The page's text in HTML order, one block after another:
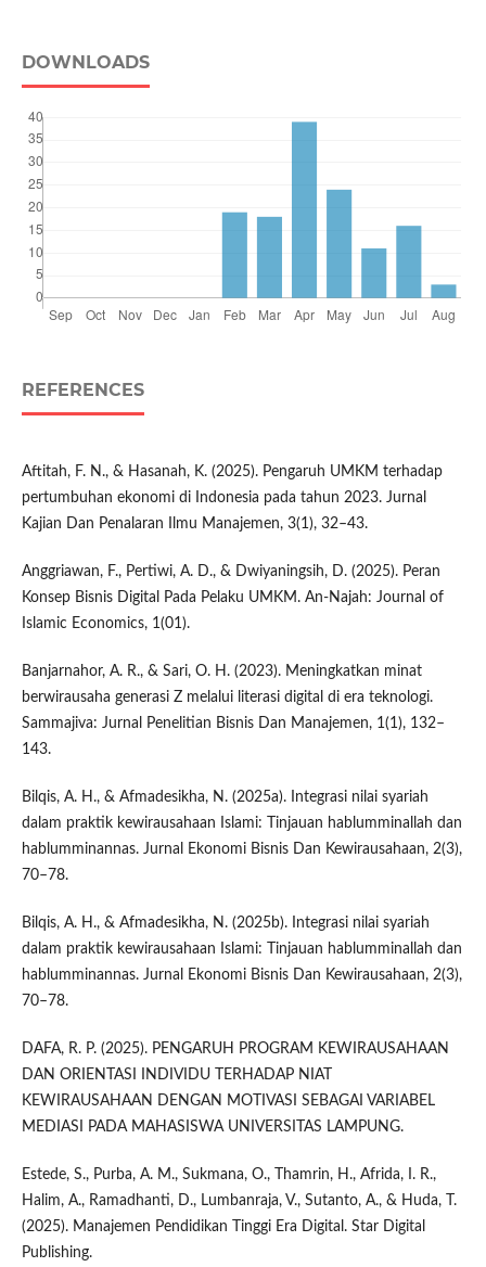
DOWNLOADS
REFERENCES
Aftitah, F. N., & Hasanah, K. (2025). Pengaruh UMKM terhadap
pertumbuhan ekonomi di Indonesia pada tahun 2023. Jurnal
Kajian Dan Penalaran Ilmu Manajemen, 3(1), 32–43.
Anggriawan, F., Pertiwi, A. D., & Dwiyaningsih, D. (2025). Peran
Konsep Bisnis Digital Pada Pelaku UMKM. An-Najah: Journal of
Islamic Economics, 1(01).
Banjarnahor, A. R., & Sari, O. H. (2023). Meningkatkan minat
berwirausaha generasi Z melalui literasi digital di era teknologi.
Sammajiva: Jurnal Penelitian Bisnis Dan Manajemen, 1(1), 132–
143.
Bilqis, A. H., & Afmadesikha, N. (2025a). Integrasi nilai syariah
dalam praktik kewirausahaan Islami: Tinjauan hablumminallah dan
hablumminannas. Jurnal Ekonomi Bisnis Dan Kewirausahaan, 2(3),
70–78.
Bilqis, A. H., & Afmadesikha, N. (2025b). Integrasi nilai syariah
dalam praktik kewirausahaan Islami: Tinjauan hablumminallah dan
hablumminannas. Jurnal Ekonomi Bisnis Dan Kewirausahaan, 2(3),
70–78.
DAFA, R. P. (2025). PENGARUH PROGRAM KEWIRAUSAHAAN
DAN ORIENTASI INDIVIDU TERHADAP NIAT
KEWIRAUSAHAAN DENGAN MOTIVASI SEBAGAI VARIABEL
MEDIASI PADA MAHASISWA UNIVERSITAS LAMPUNG.
Estede, S., Purba, A. M., Sukmana, O., Thamrin, H., Afrida, I. R.,
Halim, A., Ramadhanti, D., Lumbanraja, V., Sutanto, A., & Huda, T.
(2025). Manajemen Pendidikan Tinggi Era Digital. Star Digital
Publishing.